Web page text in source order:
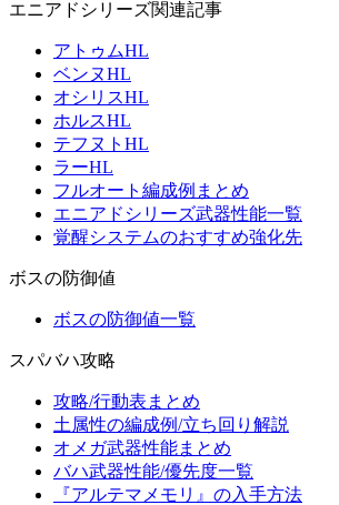
エニアドシリーズ関連記事
アトゥムHL
ベンヌHL
オシリスHL
ホルスHL
テフヌトHL
ラーHL
フルオート編成例まとめ
エニアドシリーズ武器性能一覧
覚醒システムのおすすめ強化先
ボスの防御値
ボスの防御値一覧
スパバハ攻略
攻略/行動表まとめ
土属性の編成例/立ち回り解説
オメガ武器性能まとめ
バハ武器性能/優先度一覧
『アルテマメモリ』の入手方法